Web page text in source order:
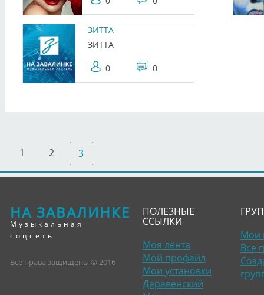
ЗИТТА
ЗИТТА
0 0
1 2 3
НА ЗАВАЛИНКЕ
Музыкальная
соцсеть
Все права защищены © 2016
ПОЛЕЗНЫЕ
ССЫЛКИ
Моя лента
Мой профайл
Мои установки
Деревенский
Мои
Все